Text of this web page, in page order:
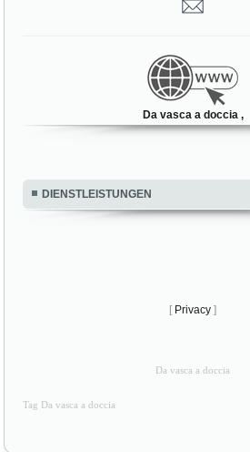
Da vasca a doccia ,
DIENSTLEISTUNGEN
[ Privacy ]
Da vasca a doccia
Tag Da vasca a doccia